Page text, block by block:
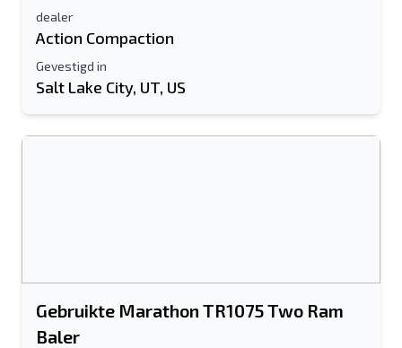
dealer
Action Compaction
Gevestigd in
Salt Lake City, UT, US
Gebruikte Marathon TR1075 Two Ram
Baler